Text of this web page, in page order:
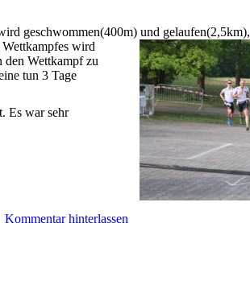
geschwommen(400m) und gelaufen(2,5km),
wird
den Wettkampf zu
tun 3 Tage
Es war sehr
Kommentar hinterlassen